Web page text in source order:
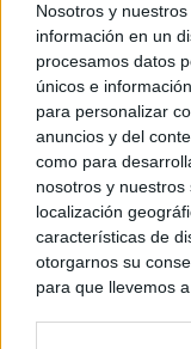
Nosotros y
información en un
procesamos datos
únicos e
para personalizar
anuncios y del
como para
nosotros y
localización
características de
otorgarnos su
para que llevemos
© Kiosko.net